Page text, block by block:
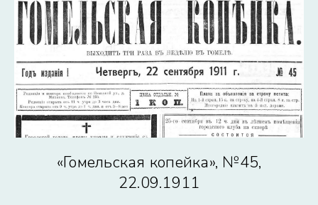
«Гомельская копейка», №45,
22.09.1911